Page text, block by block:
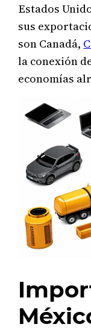
Estados
sus
son Canadá,
la conexión
economías